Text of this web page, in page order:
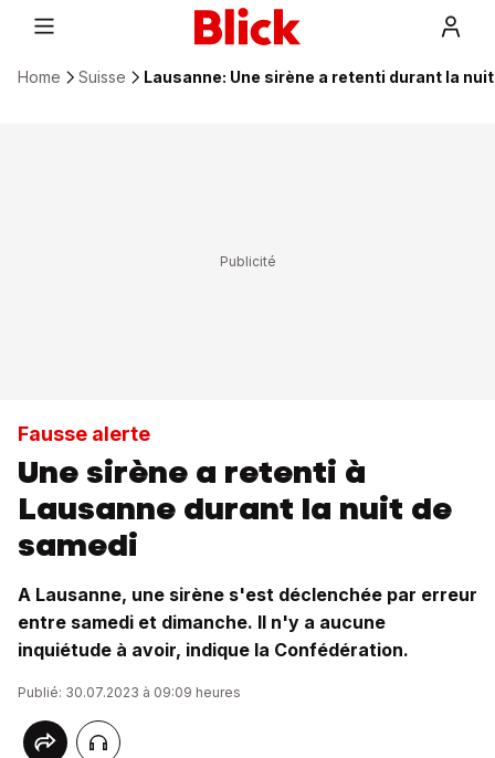
Home Suisse Lausanne: Une sirène a retenti durant la
Fausse alerte
Une sirène a retenti à
Lausanne durant la nuit de
samedi
A Lausanne, une sirène s'est déclenchée par erreur
entre samedi et dimanche. Il n'y a aucune
inquiétude à avoir, indique la Confédération.
Publié: 30.07.2023 à 09:09 heures